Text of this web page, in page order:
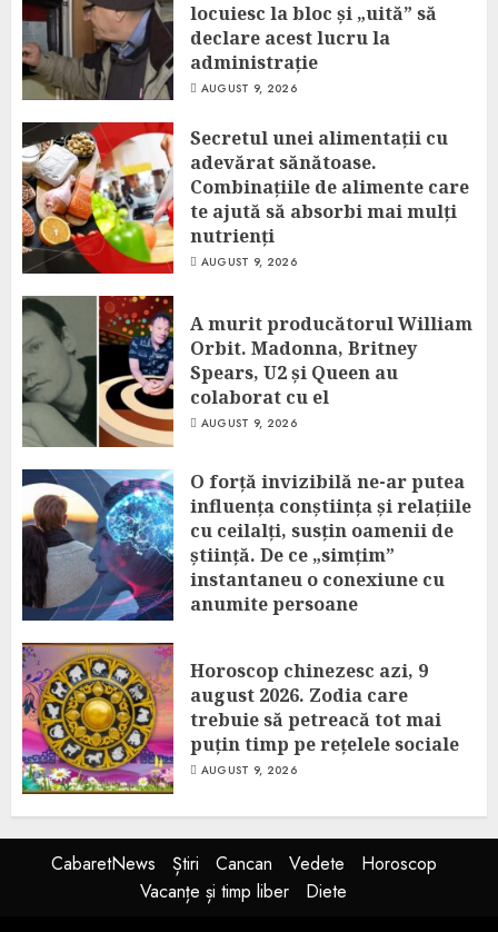
locuiesc la bloc și „uită” să
declare acest lucru la
administrație
AUGUST 9, 2026
Secretul unei alimentații cu
adevărat sănătoase.
Combinațiile de alimente care
te ajută să absorbi mai mulți
nutrienți
AUGUST 9, 2026
A murit producătorul William
Orbit. Madonna, Britney
Spears, U2 și Queen au
colaborat cu el
AUGUST 9, 2026
O forță invizibilă ne-ar putea
influența conștiința și relațiile
cu ceilalți, susțin oamenii de
știință. De ce „simțim”
instantaneu o conexiune cu
anumite persoane
Horoscop chinezesc azi, 9
august 2026. Zodia care
trebuie să petreacă tot mai
puțin timp pe rețelele sociale
AUGUST 9, 2026
CabaretNews Știri Cancan Vedete
Horoscop
Vacanțe și timp liber
Diete